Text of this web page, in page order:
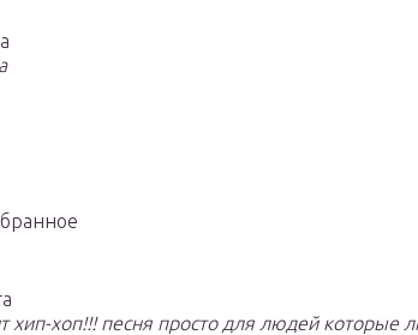
хип-хоп!!! песня просто для людей которые